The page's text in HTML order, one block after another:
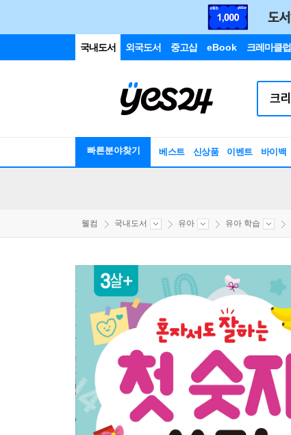
국내도서 외국도서 중고샵 eBook 크레마클럽
빠른분야찾기 베스트 신상품 이벤트 바이백
웰컴 국내도서 유아 유아 학습